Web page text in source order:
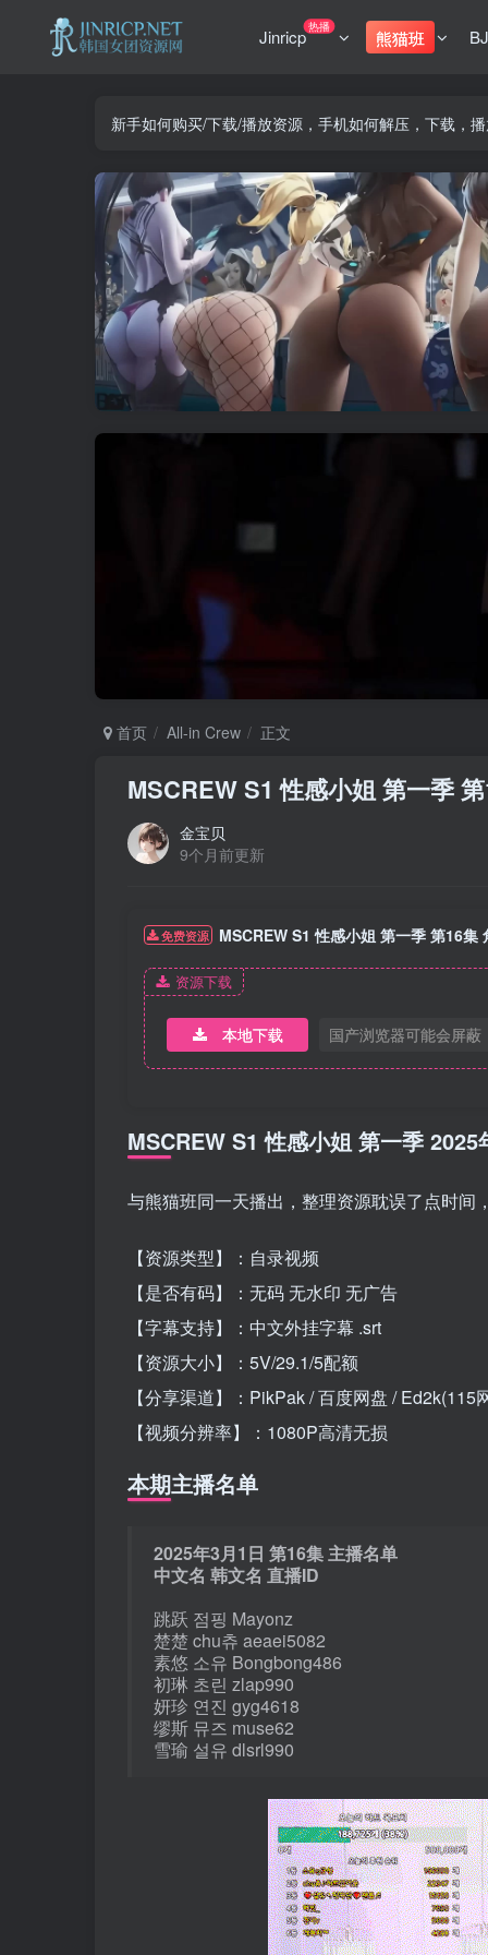
Jinricp热播
熊猫班
新手如何购买/下载/播放资源，手机如何解压，下载，
首页 All-in Crew 正文
MSCREW S1 性感小姐 第一季
金宝贝
9个月前更新
免费资源 MSCREW S1 性感小姐 第一季 第16
资源下载
本地下载 国产浏览器可能会屏
MSCREW S1 性感小姐 第一季
与熊猫班同一天播出，整理资源耽误了点时间
【资源类型】：自录视频
【是否有码】：无码 无水印 无广告
【字幕支持】：中文外挂字幕 .srt
【资源大小】：5V/29.1/5配额
【分享渠道】：PikPak / 百度网盘 / Ed2k(115
【视频分辨率】：1080P高清无损
本期主播名单
2025年3月1日 第16集 主播名单
中文名 韩文名 直播ID
跳跃 점핑 Mayonz
楚楚 chu츄 aeaei5082
素悠 소유 Bongbong486
初琳 초린 zlap990
妍珍 연진 gyg4618
缪斯 뮤즈 muse62
雪瑜 설유 dlsrl990